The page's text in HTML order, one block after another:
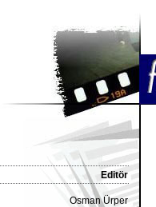
Editör
Osman Ürper